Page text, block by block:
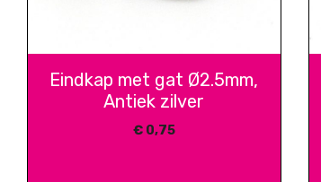
Eindkap met gat Ø2.5mm,
Antiek zilver
€0,75